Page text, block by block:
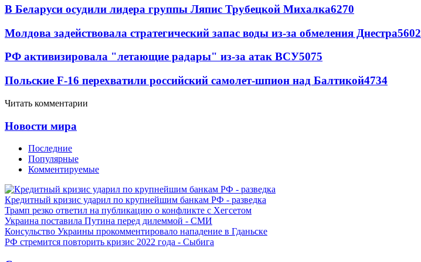
В Беларуси осудили лидера группы Ляпис Трубецкой Михалка6270
Молдова задействовала стратегический запас воды из-за обмеления Днестра5602
РФ активизировала "летающие радары" из-за атак ВСУ5075
Польские F-16 перехватили российский самолет-шпион над Балтикой4734
Читать комментарии
Новости мира
Последние
Популярные
Комментируемые
Кредитный кризис ударил по крупнейшим банкам РФ - разведка
Трамп резко ответил на публикацию о конфликте с Хегсетом
Украина поставила Путина перед дилеммой - СМИ
Консульство Украины прокомментировало нападение в Гданьске
РФ стремится повторить кризис 2022 года - Сыбига